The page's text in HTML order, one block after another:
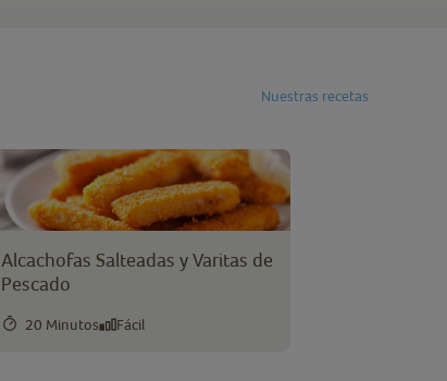
Nuestras recetas
Alcachofas Salteadas y Varitas de
Pescado
20 Minutos Fácil